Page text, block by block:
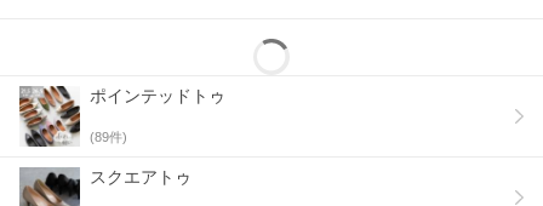
ポインテッドトゥ
(89件)
スクエアトゥ